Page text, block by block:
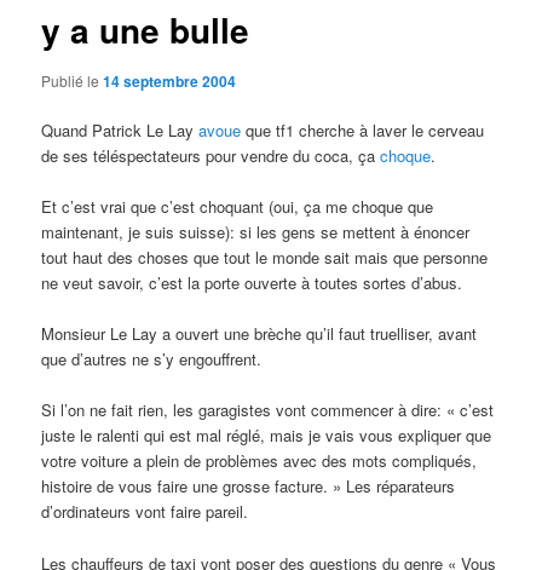
y a une bulle
Publié le14 septembre 2004
Quand Patrick Le Layavoue que tf1 cherche à laver le cerveau
de ses téléspectateurs pour vendre du coca, çachoque.
Et c’est vrai que c’est choquant (oui, ça me choque que
maintenant, je suis suisse): si les gens se mettent à énoncer
tout haut des choses que tout le monde sait mais que personne
ne veut savoir, c’est la porte ouverte à toutes sortes d’abus.
Monsieur Le Lay a ouvert une brèche qu’il faut truelliser, avant
que d’autres ne s’y engouffrent.
Si l’on ne fait rien, les garagistes vont commencer à dire: « c’est
juste le ralenti qui est mal réglé, mais je vais vous expliquer que
votre voiture a plein de problèmes avec des mots compliqués,
histoire de vous faire une grosse facture. » Les réparateurs
d’ordinateurs vont faire pareil.
Les chauffeurs de taxi vont poser des questions du genre « Vous